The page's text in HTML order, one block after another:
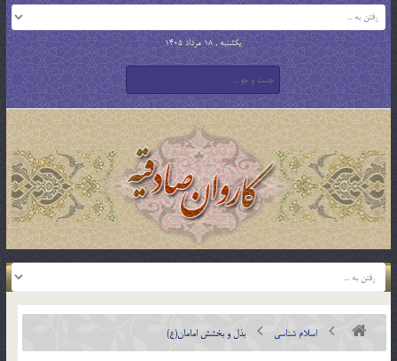
یکشنبه , 18 مرداد 1405
اسلام شناسی بذل و بخشش امامان(ع)